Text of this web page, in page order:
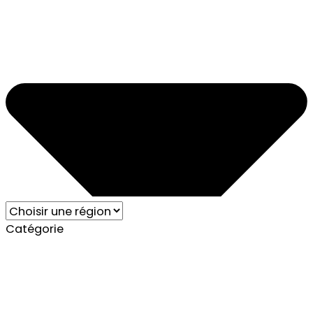
Catégorie